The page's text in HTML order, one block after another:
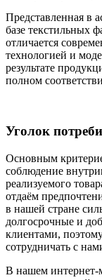
Представленная в
базе текстильных
отличается
технологией и
результате
полном
Уголок
Основным
соблюдение
реализуемого
отдаём
в нашей стране
долгосрочные и
клиентами,
сотрудничать с
В нашем интернет-